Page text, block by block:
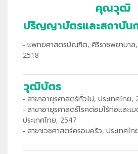
คุณวุฒิ
ปริญญาบัตรและสถาบัน
- แพทยศาสตรบัณฑิต, ศิริราชพยาบาล
2518
วุฒิบัตร
- สาขาอายุรศาสตร์ทั่วไป, ประเทศไทย,
- สาขาอายุรศาสตร์โรคต่อมไร้ท่อและเ
ประเทศไทย, 2547
- สาขาเวชศาสตร์ครอบครัว, ประเทศไ